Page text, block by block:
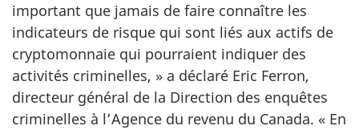
important que jamais de faire connaître les
indicateurs de risque qui sont liés aux actifs de
cryptomonnaie qui pourraient indiquer des
activités criminelles, » a déclaré Eric Ferron,
directeur général de la Direction des enquêtes
criminelles à l’Agence du revenu du Canada. « En